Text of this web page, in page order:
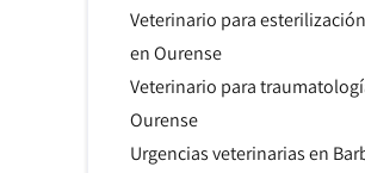
Veterinario para
en Ourense
Veterinario para
Ourense
Urgencias veterinarias en